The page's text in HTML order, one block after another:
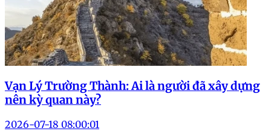
Vạn Lý Trường Thành: Ai là người đã xây dựng
nên kỳ quan này?
2026-07-18 08:00:01